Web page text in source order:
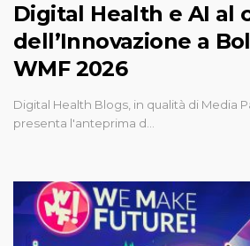
Digital Health e AI al
dell’Innovazione a
WMF 2026
Digital Health Blogs, in qualità di Media
presenta l'anteprima d…